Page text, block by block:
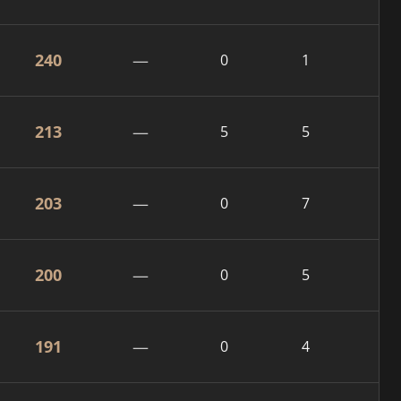
240 — 0 1
213 — 5 5
203 — 0 7
200 — 0 5
191 — 0 4